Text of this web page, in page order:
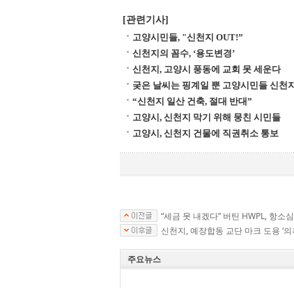
[관련기사]
고양시민들, "신천지 OUT!”
신천지의 꼼수, ‘용도변경’
신천지, 고양시 풍동에 교회 못 세운다
궂은 날씨는 핑계일 뿐 고양시민들 신천
“신천지 일산 건축, 절대 반대”
고양시, 신천지 막기 위해 뭉친 시민들
고양시, 신천지 건물에 직권취소 통보
“세금 못 내겠다” 버틴 HWPL, 항소심
신천지, 예장합동 교단 마크 도용 ‘의
주요뉴스